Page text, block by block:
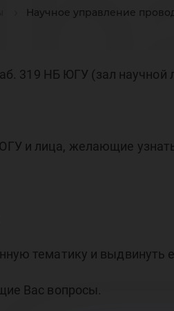
Научное управление
319 НБ ЮГУ (зал
и лица, желающие
тематику и выдвинуть
Вас вопросы.